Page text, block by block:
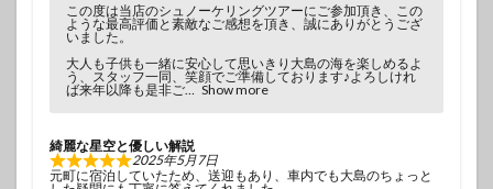
この度は当店のシュノーケリングツアーにご参加頂き、この
ような最高評価と素敵なご感想を頂き、誠にありがとうござ
いました。
大人も子供も一緒に安心して思いきり大島の海を楽しめるよ
う、スタッフ一同、笑顔でご準備しております♪よろしけれ
ば来年以降も是非ご
Show more
綺麗な星空と優しい解説
2025年5月7日
元町に宿泊していたため、送迎もあり、車内でも大島のちょっと